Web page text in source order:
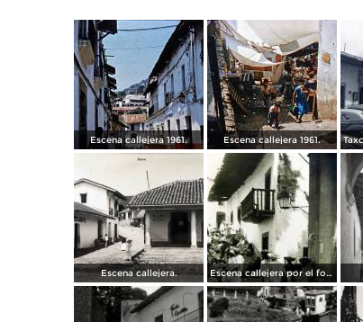
Escena callejera 1961. Escena callejera 1961.
Escena callejera. Escena callejera por el fotografo Hugo Brehme.